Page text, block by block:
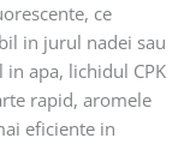
ce
in jurul nadei sau
apa, lichidul CPK
rapid, aromele
eficiente in